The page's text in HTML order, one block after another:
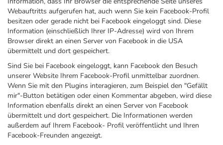
Webauftritts aufgerufen hat, auch wenn Sie kein Facebook-Profil
besitzen oder gerade nicht bei Facebook eingeloggt sind. Diese
Information (einschließlich Ihrer IP-Adresse) wird von Ihrem
Browser direkt an einen Server von Facebook in die USA
übermittelt und dort gespeichert.
Sind Sie bei Facebook eingeloggt, kann Facebook den Besuch
unserer Website Ihrem Facebook-Profil unmittelbar zuordnen.
Wenn Sie mit den Plugins interagieren, zum Beispiel den "Gefällt
mir"-Button betätigen oder einen Kommentar abgeben, wird diese
Information ebenfalls direkt an einen Server von Facebook
übermittelt und dort gespeichert. Die Informationen werden
außerdem auf Ihrem Facebook- Profil veröffentlicht und Ihren
Facebook-Freunden angezeigt.